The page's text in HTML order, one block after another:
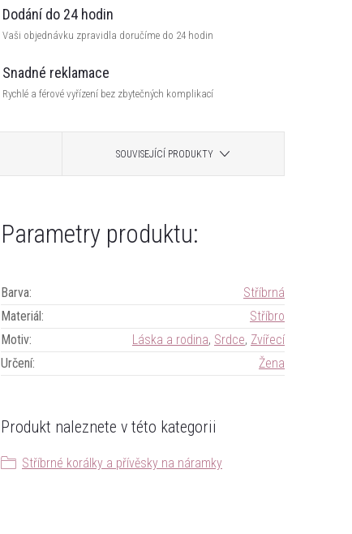
Dodání do 24 hodin
Vaši objednávku zpravidla doručíme do 24 hodin
Snadné reklamace
Rychlé a férové vyřízení bez zbytečných komplikací
SOUVISEJÍCÍ PRODUKTY
Parametry produktu:
Barva:
Stříbrná
Materiál:
Stříbro
Motiv: Láska a rodina, Srdce, Zvířecí
Určení: Žena
Produkt naleznete v této kategorii
Stříbrné korálky a přívěsky na náramky